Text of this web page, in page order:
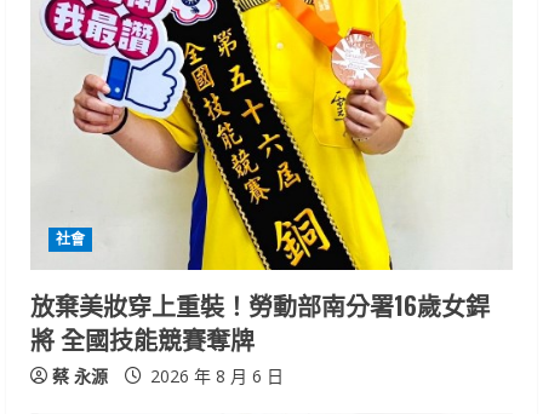
e
i
n
g
社會
放棄美妝穿上重裝！勞動部南分署16歲女銲
將 全國技能競賽奪牌
蔡 永源 2026 年 8 月 6 日